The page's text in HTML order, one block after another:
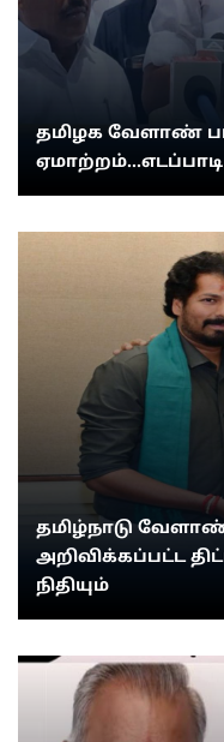
தமிழக வேளாண்
தமிழ்நாடு வேளாண்
அறிவிக்கப்பட்ட
நிதியும்